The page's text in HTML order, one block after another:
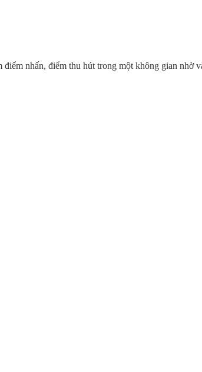
nhấn, điểm thu hút trong một không gian nhờ